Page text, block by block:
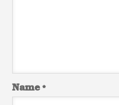
Name*